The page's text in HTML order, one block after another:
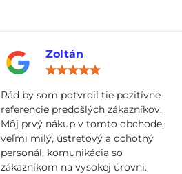
Zoltán
/
5
Rád by som potvrdil tie pozitívne
referencie predošlých zákazníkov.
Môj prvý nákup v tomto obchode,
veľmi milý, ústretový a ochotný
personál, komunikácia so
zákazníkom na vysokej úrovni.